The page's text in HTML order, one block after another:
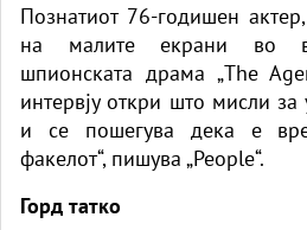
Познатиот 76-годишен
на малите екрани во
шпионската драма „The
интервју откри што мисли за
и се пошегува дека е
факелот“, пишува „People“.
Горд татко